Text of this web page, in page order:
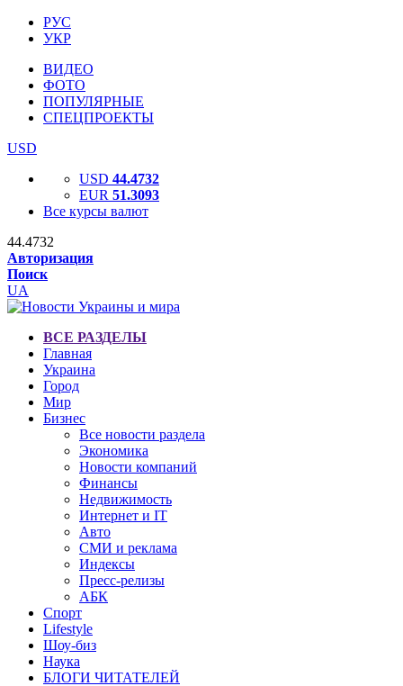
РУС
УКР
ВИДЕО
ФОТО
ПОПУЛЯРНЫЕ
СПЕЦПРОЕКТЫ
USD
USD 44.4732
EUR 51.3093
Все курсы валют
44.4732
Авторизация
Поиск
UA
ВСЕ РАЗДЕЛЫ
Главная
Украина
Город
Мир
Бизнес
Все новости раздела
Экономика
Новости компаний
Финансы
Недвижимость
Интернет и IT
Авто
СМИ и реклама
Индексы
Пресс-релизы
АБК
Спорт
Lifestyle
Шоу-биз
Наука
БЛОГИ ЧИТАТЕЛЕЙ